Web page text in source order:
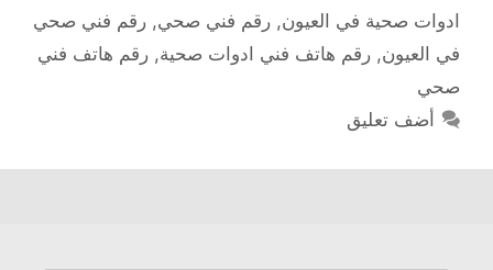
ادوات صحية في العيون, رقم فني صحي, رقم فني صحي
في العيون, رقم هاتف فني ادوات صحية, رقم هاتف فني
صحي
أضف تعليق